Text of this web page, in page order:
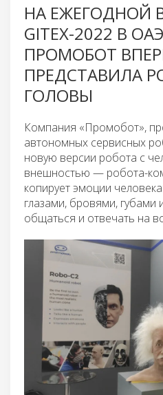
НА ЕЖЕГОДНОЙ
GITEX-2022 В
ПРОМОБОТ
ПРЕДСТАВИЛА
ГОЛОВЫ
Компания «Промобот»,
автономных сервисных
новую версии робота с
внешностью — робота-
копирует эмоции
глазами, бровями,
общаться и отвечать на